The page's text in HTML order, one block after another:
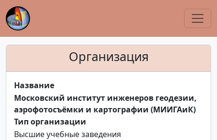
Организация
Название
Московский институт инженеров геодезии,
аэрофотосъёмки и картографии (МИИГАиК)
Тип организации
Высшие учебные заведения